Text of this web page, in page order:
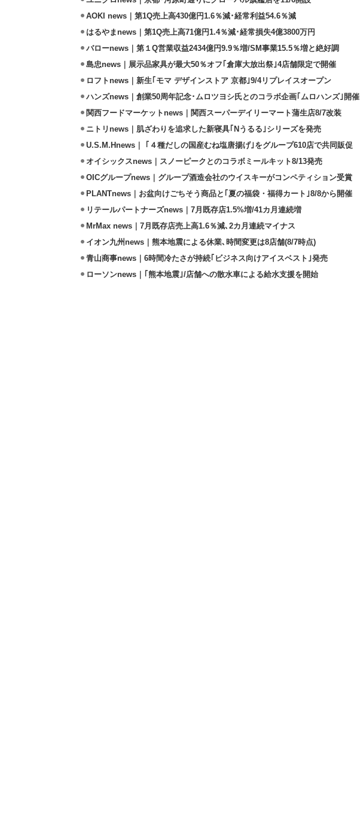
AOKI news｜第1Q売上高430億円1.6％減･経常利益54.6％減
はるやまnews｜第1Q売上高71億円1.4％減･経常損失4億3800万円
バローnews｜第１Q営業収益2434億円9.9％増/SM事業15.5％増と絶好調
島忠news｜展示品家具が最大50％オフ｢倉庫大放出祭｣4店舗限定で開催
ロフトnews｜新生｢モマ デザインストア 京都｣9/4リプレイスオープン
ハンズnews｜創業50周年記念･ムロツヨシ氏とのコラボ企画｢ムロハンズ｣開催
関西フードマーケットnews｜関西スーパーデイリーマート蒲生店8/7改装
ニトリnews｜肌ざわりを追求した新寝具｢Nうるる｣シリーズを発売
U.S.M.Hnews｜ ｢４種だしの国産むね塩唐揚げ｣をグループ610店で共同販促
オイシックスnews｜スノーピークとのコラボミールキット8/13発売
OICグループnews｜グループ酒造会社のウイスキーがコンペティション受賞
PLANTnews｜お盆向けごちそう商品と｢夏の福袋・福得カート｣8/8から開催
リテールパートナーズnews｜7月既存店1.5%増/41カ月連続増
MrMax news｜7月既存店売上高1.6％減､2カ月連続マイナス
イオン九州news｜熊本地震による休業､時間変更は8店舗(8/7時点)
青山商事news｜6時間冷たさが持続｢ビジネス向けアイスベスト｣発売
ローソンnews｜｢熊本地震｣/店舗への散水車による給水支援を開始